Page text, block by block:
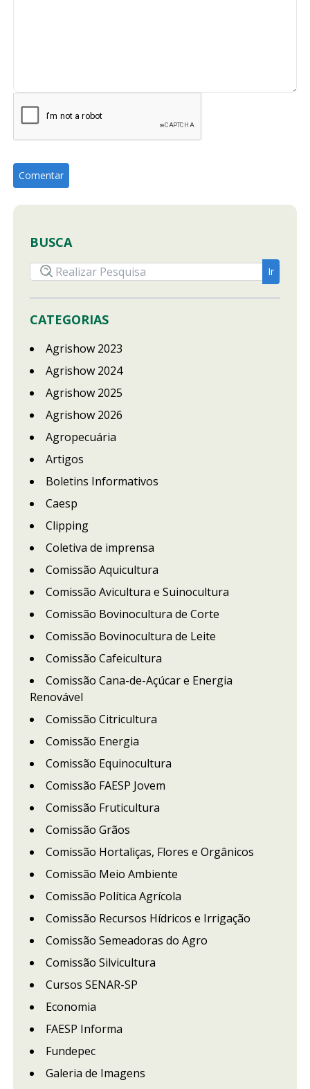
BUSCA
CATEGORIAS
Agrishow 2023
Agrishow 2024
Agrishow 2025
Agrishow 2026
Agropecuária
Artigos
Boletins Informativos
Caesp
Clipping
Coletiva de imprensa
Comissão Aquicultura
Comissão Avicultura e Suinocultura
Comissão Bovinocultura de Corte
Comissão Bovinocultura de Leite
Comissão Cafeicultura
Comissão Cana-de-Açúcar e Energia
Renovável
Comissão Citricultura
Comissão Energia
Comissão Equinocultura
Comissão FAESP Jovem
Comissão Fruticultura
Comissão Grãos
Comissão Hortaliças, Flores e Orgânicos
Comissão Meio Ambiente
Comissão Política Agrícola
Comissão Recursos Hídricos e Irrigação
Comissão Semeadoras do Agro
Comissão Silvicultura
Cursos SENAR-SP
Economia
FAESP Informa
Fundepec
Galeria de Imagens